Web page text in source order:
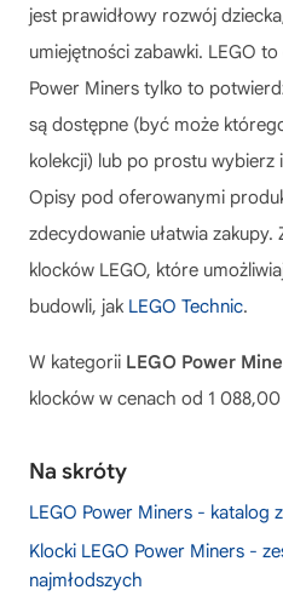
jest prawidłowy rozwój
umiejętności zabawki. LEGO
Power Miners tylko to
są dostępne (być może
kolekcji) lub po prostu wybierz
Opisy pod oferowanymi
zdecydowanie ułatwia zakupy.
klocków LEGO, które
budowli, jak LEGO Technic.
W kategorii LEGO Power
klocków w cenach od 1 088,00
Na skróty
LEGO Power Miners - katalog
Klocki LEGO Power Miners -
najmłodszych